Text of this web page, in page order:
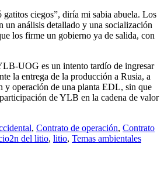
gatitos ciegos”, diría mi sabia abuela. Los
un análisis detallado y una socialización
los firme un gobierno ya de salida, con
UOG es un intento tardío de ingresar
la entrega de la producción a Rusia, a
y operación de una planta EDL, sin que
de YLB en la cadena de valor
, Contrato de operación, Contrato
del litio, litio, Temas ambientales